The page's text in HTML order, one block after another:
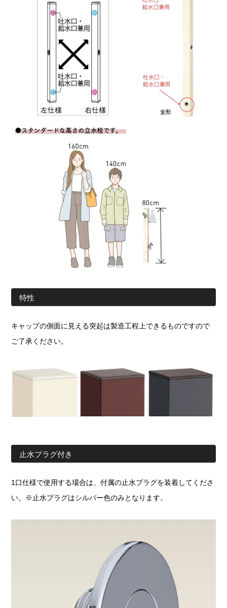
特性
キャップの側面に見える突起は製造工程上できるものですので
ご了承ください。
止水プラグ付き
1口仕様で使用する場合は、付属の止水プラグを装着してくださ
い。※止水プラグはシルバー色のみとなります。